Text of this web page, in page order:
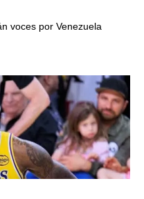
voces por Venezuela